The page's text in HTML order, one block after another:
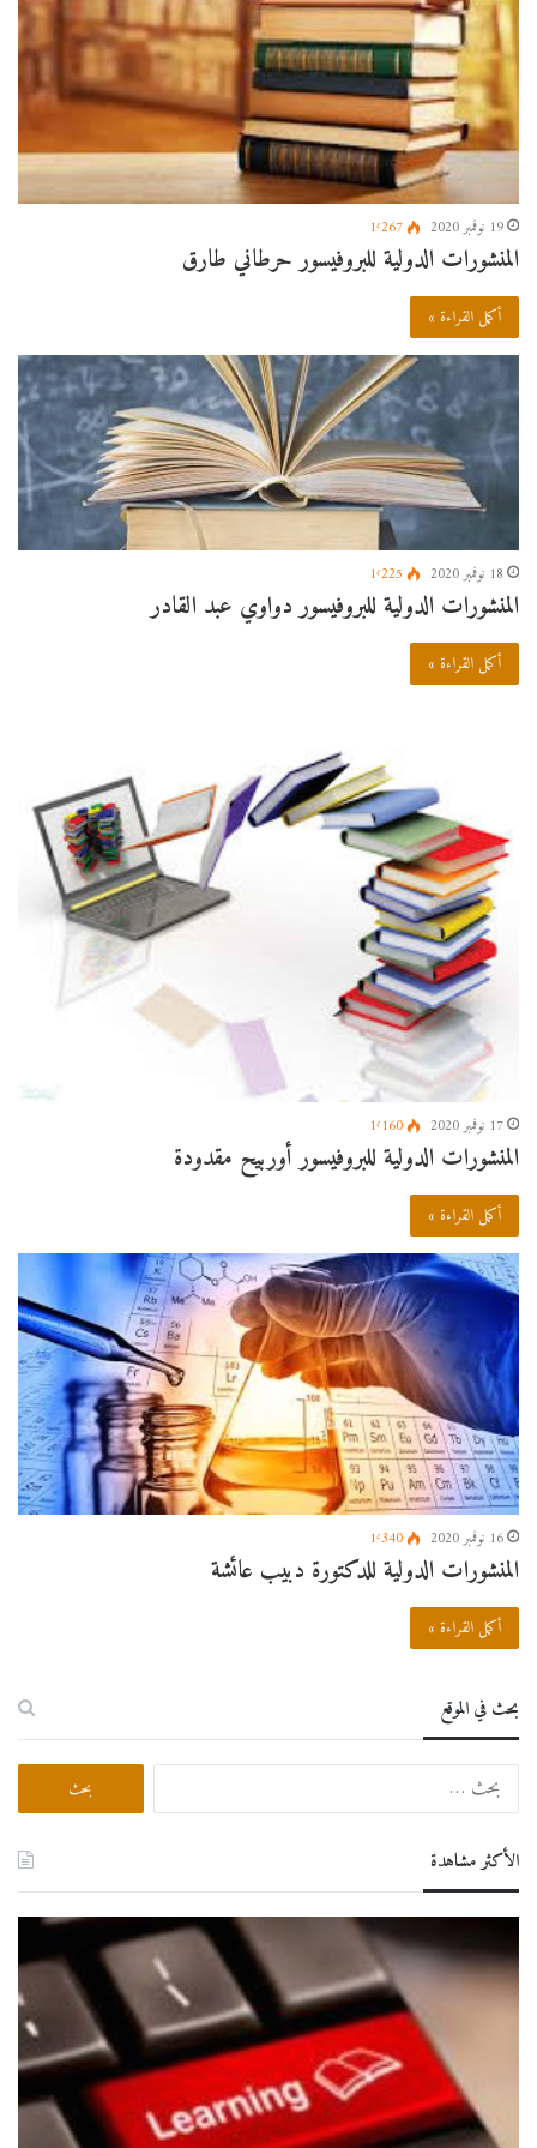
19 نوفمبر 2020 1٬267
المنشورات الدولية للبروفيسور حرطاني طارق
أكمل القراءة »
18 نوفمبر 2020 1٬225
المنشورات الدولية للبروفيسور دواوي عبد القادر
أكمل القراءة »
17 نوفمبر 2020 1٬160
المنشورات الدولية للبروفيسور أوربيح مقدودة
أكمل القراءة »
16 نوفمبر 2020 1٬340
المنشورات الدولية للدكتورة دبيب عائشة
أكمل القراءة »
بحث في الموقع
البحث
الأكثر مشاهدة